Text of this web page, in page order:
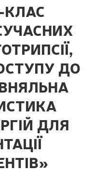
КЛАС
ДО
ДЛЯ